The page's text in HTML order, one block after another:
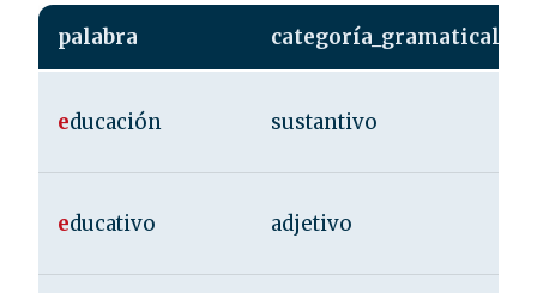
palabra categoría_gramatical
educación sustantivo
educativo adjetivo